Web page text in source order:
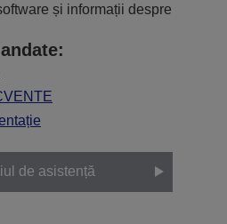
și informații despre
de asistență